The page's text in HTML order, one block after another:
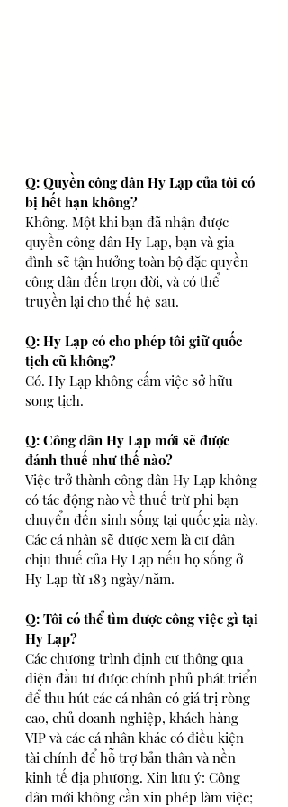
Q: Quyền công dân Hy Lạp của tôi có
bị hết hạn không?
Không. Một khi bạn đã nhận được
quyền công dân Hy Lạp, bạn và gia
đình sẽ tận hưởng toàn bộ đặc quyền
công dân đến trọn đời, và có thể
truyền lại cho thế hệ sau.
Q: Hy Lạp có cho phép tôi giữ quốc
tịch cũ không?
Có. Hy Lạp không cấm việc sở hữu
song tịch.
Q: Công dân Hy Lạp mới sẽ được
đánh thuế như thế nào?
Việc trở thành công dân Hy Lạp không
có tác động nào về thuế trừ phi bạn
chuyển đến sinh sống tại quốc gia này.
Các cá nhân sẽ được xem là cư dân
chịu thuế của Hy Lạp nếu họ sống ở
Hy Lạp từ 183 ngày/năm.
Q: Tôi có thể tìm được công việc gì tại
Hy Lạp?
Các chương trình định cư thông qua
diện đầu tư được chính phủ phát triển
để thu hút các cá nhân có giá trị ròng
cao, chủ doanh nghiệp, khách hàng
VIP và các cá nhân khác có điều kiện
tài chính để hỗ trợ bản thân và nền
kinh tế địa phương. Xin lưu ý: Công
dân mới không cần xin phép làm việc;